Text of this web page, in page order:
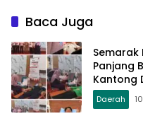
Baca Juga
Semarak
Panjang
Kantong
Daerah